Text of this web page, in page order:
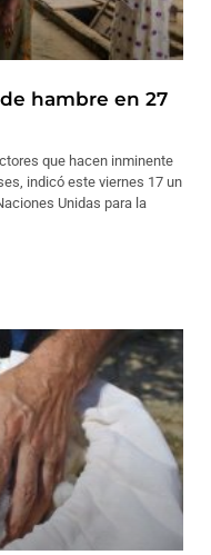
hambre en 27
que hacen inminente
indicó este viernes 17 un
Unidas para la